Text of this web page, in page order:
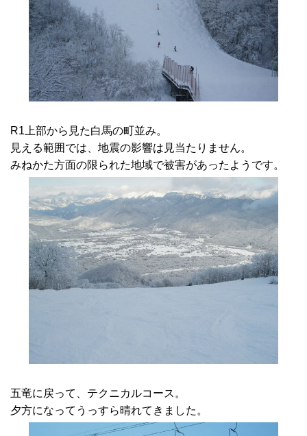
R1上部から見た白馬の町並み。
見える範囲では、地震の影響は見当たりません。
みねかた方面の限られた地域で被害があったようです。
五竜に戻って、テクニカルコース。
夕方になってうっすら晴れてきました。